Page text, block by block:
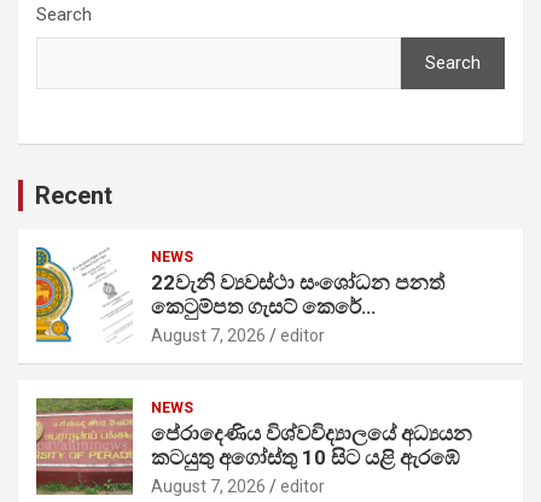
Search
Search
Recent
NEWS
22වැනි ව්‍යවස්ථා සංශෝධන පනත්
කෙටුම්පත ගැසට් කෙරේ…
August 7, 2026 editor
NEWS
පේරාදෙණිය විශ්වවිද්‍යාලයේ අධ්‍යයන
කටයුතු අගෝස්තු 10 සිට යළි ඇරඹේ
August 7, 2026 editor